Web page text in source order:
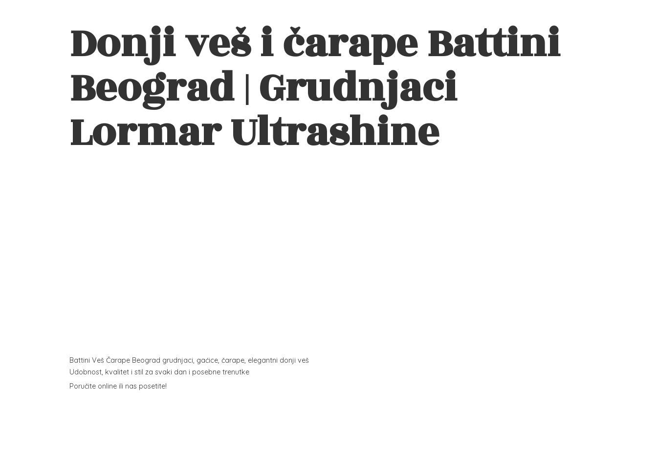
Donji veš i čarape Battini
Beograd | Grudnjaci
Lormar Ultrashine
Battini Veš Čarape Beograd grudnjaci, gaćice, čarape, elegantni donji veš
Udobnost, kvalitet i stil za svaki dan i posebne trenutke
Poručite online ili nas posetite!